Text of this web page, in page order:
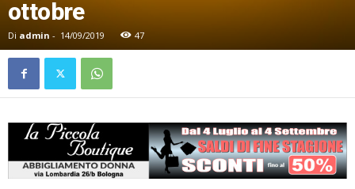
ottobre
Di admin - 14/09/2019 47